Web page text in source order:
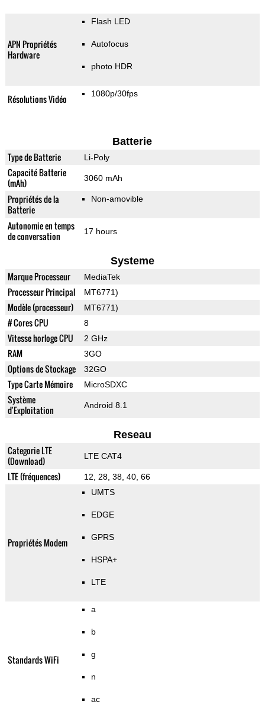
APN Propriétés
Hardware
Flash LED
Autofocus
photo HDR
Résolutions Vidéo 1080p/30fps
Batterie
Type de Batterie Li-Poly
Capacité Batterie
(mAh)
3060 mAh
Propriétés de la
Batterie
Non-amovible
Autonomie en temps
de conversation
17 hours
Systeme
Marque Processeur MediaTek
Processeur Principal MT6771)
Modèle (processeur) MT6771)
# Cores CPU 8
Vitesse horloge CPU 2 GHz
RAM 3GO
Options de Stockage 32GO
Type Carte Mémoire MicroSDXC
Système
d'Exploitation
Android 8.1
Reseau
Categorie LTE
(Download)
LTE CAT4
LTE (fréquences) 12, 28, 38, 40, 66
Propriétés Modem
UMTS
EDGE
GPRS
HSPA+
LTE
Standards WiFi
a
b
g
n
ac